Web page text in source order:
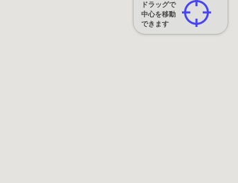
ドラッグで
中心を移動
できます